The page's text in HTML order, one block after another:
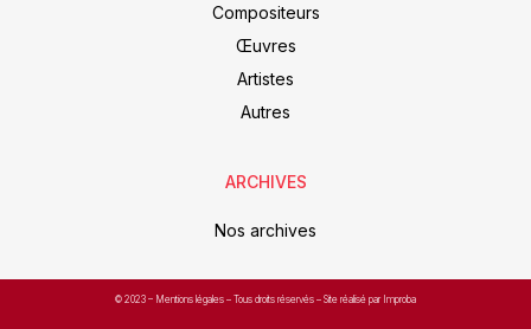
Compositeurs
Œuvres
Artistes
Autres
ARCHIVES
Nos archives
© 2023 – Mentions légales – Tous droits réservés – Site réalisé par Improba